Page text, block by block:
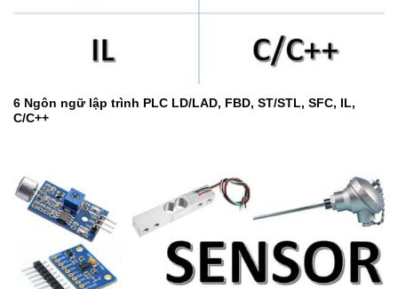
6 Ngôn ngữ lập trình PLC LD/LAD, FBD, ST/STL, SFC, IL,
C/C++